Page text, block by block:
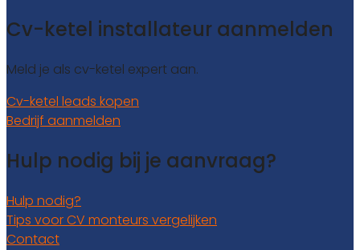
Cv-ketel installateur aanmelden
Meld je als cv-ketel expert aan.
Cv-ketel leads kopen
Bedrijf aanmelden
Hulp nodig bij je aanvraag?
Hulp nodig?
Tips voor CV monteurs vergelijken
Contact